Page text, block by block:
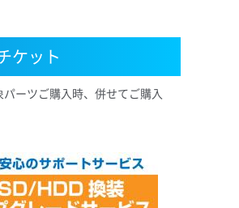
ケット
ーツご購入時、併せてご購入